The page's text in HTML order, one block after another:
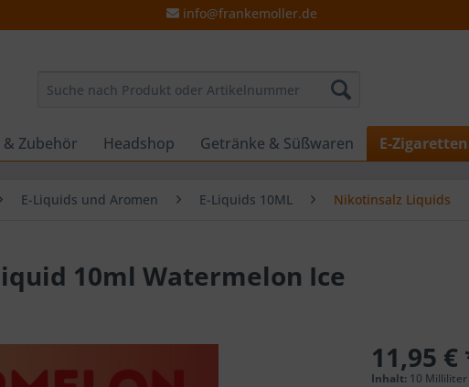
info@frankemoller.de
Zubehör Headshop Getränke & Süßwaren E-
E-Liquids und Aromen E-Liquids 10ML Nikotinsalz Liquids
10ml Watermelon Ice
11,95 €
Inhalt: 10